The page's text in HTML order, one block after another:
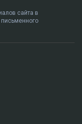
сайта в